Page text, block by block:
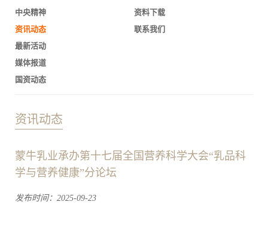
中央精神
资讯动态
最新活动
媒体报道
国资动态
资料下载
联系我们
资讯动态
蒙牛乳业承办第十七届全国营养科学大会“乳品科
学与营养健康”分论坛
发布时间：2025-09-23